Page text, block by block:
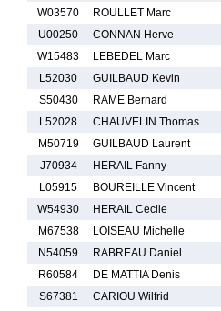
W03570
ROULLET Marc
U00250
CONNAN Herve
W15483
LEBEDEL Marc
L52030
GUILBAUD Kevin
S50430
RAME Bernard
L52028
CHAUVELIN Thomas
M50719
GUILBAUD Laurent
J70934
HERAIL Fanny
L05915
BOUREILLE Vincent
W54930
HERAIL Cecile
M67538
LOISEAU Michelle
N54059
RABREAU Daniel
R60584
DE MATTIA Denis
S67381
CARIOU Wilfrid